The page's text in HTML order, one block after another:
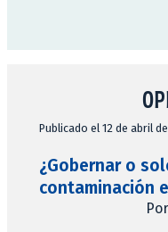
Publicado el 12 de abril
¿Gobernar o
contaminación
Por